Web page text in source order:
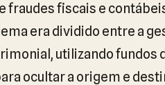
fraudes fiscais e
era dividido entre a
utilizando fundos
ocultar a origem e